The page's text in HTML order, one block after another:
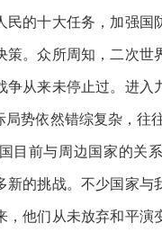
民的十大任务，加强
。众所周知，二次
从来未停止过。进
势依然错综复杂，往
目前与周边国家的关
的挑战。不少国家
他们从未放弃和平